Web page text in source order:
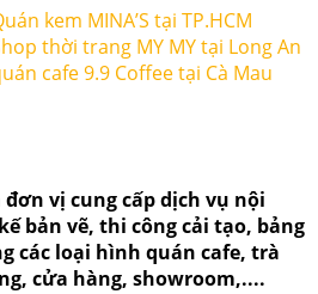
kem MINA’S tại TP.HCM
thời trang MY MY tại Long An
cafe 9.9 Coffee tại Cà Mau
đơn vị cung cấp dịch vụ nội
bản vẽ, thi công cải tạo, bảng
các loại hình quán cafe, trà
cửa hàng, showroom,....